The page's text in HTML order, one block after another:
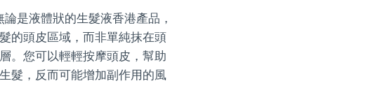
是液體狀的生髮液香港產品，
的頭皮區域，而非單純抹在頭
。您可以輕輕按摩頭皮，幫助
髮，反而可能增加副作用的風